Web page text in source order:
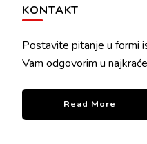
KONTAKT
Postavite pitanje u formi
Vam odgovorim u
Read More